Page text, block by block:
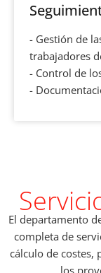
- Gestión de
trabajadores
- Control de
-
El departamento
completa de
cálculo de costes,